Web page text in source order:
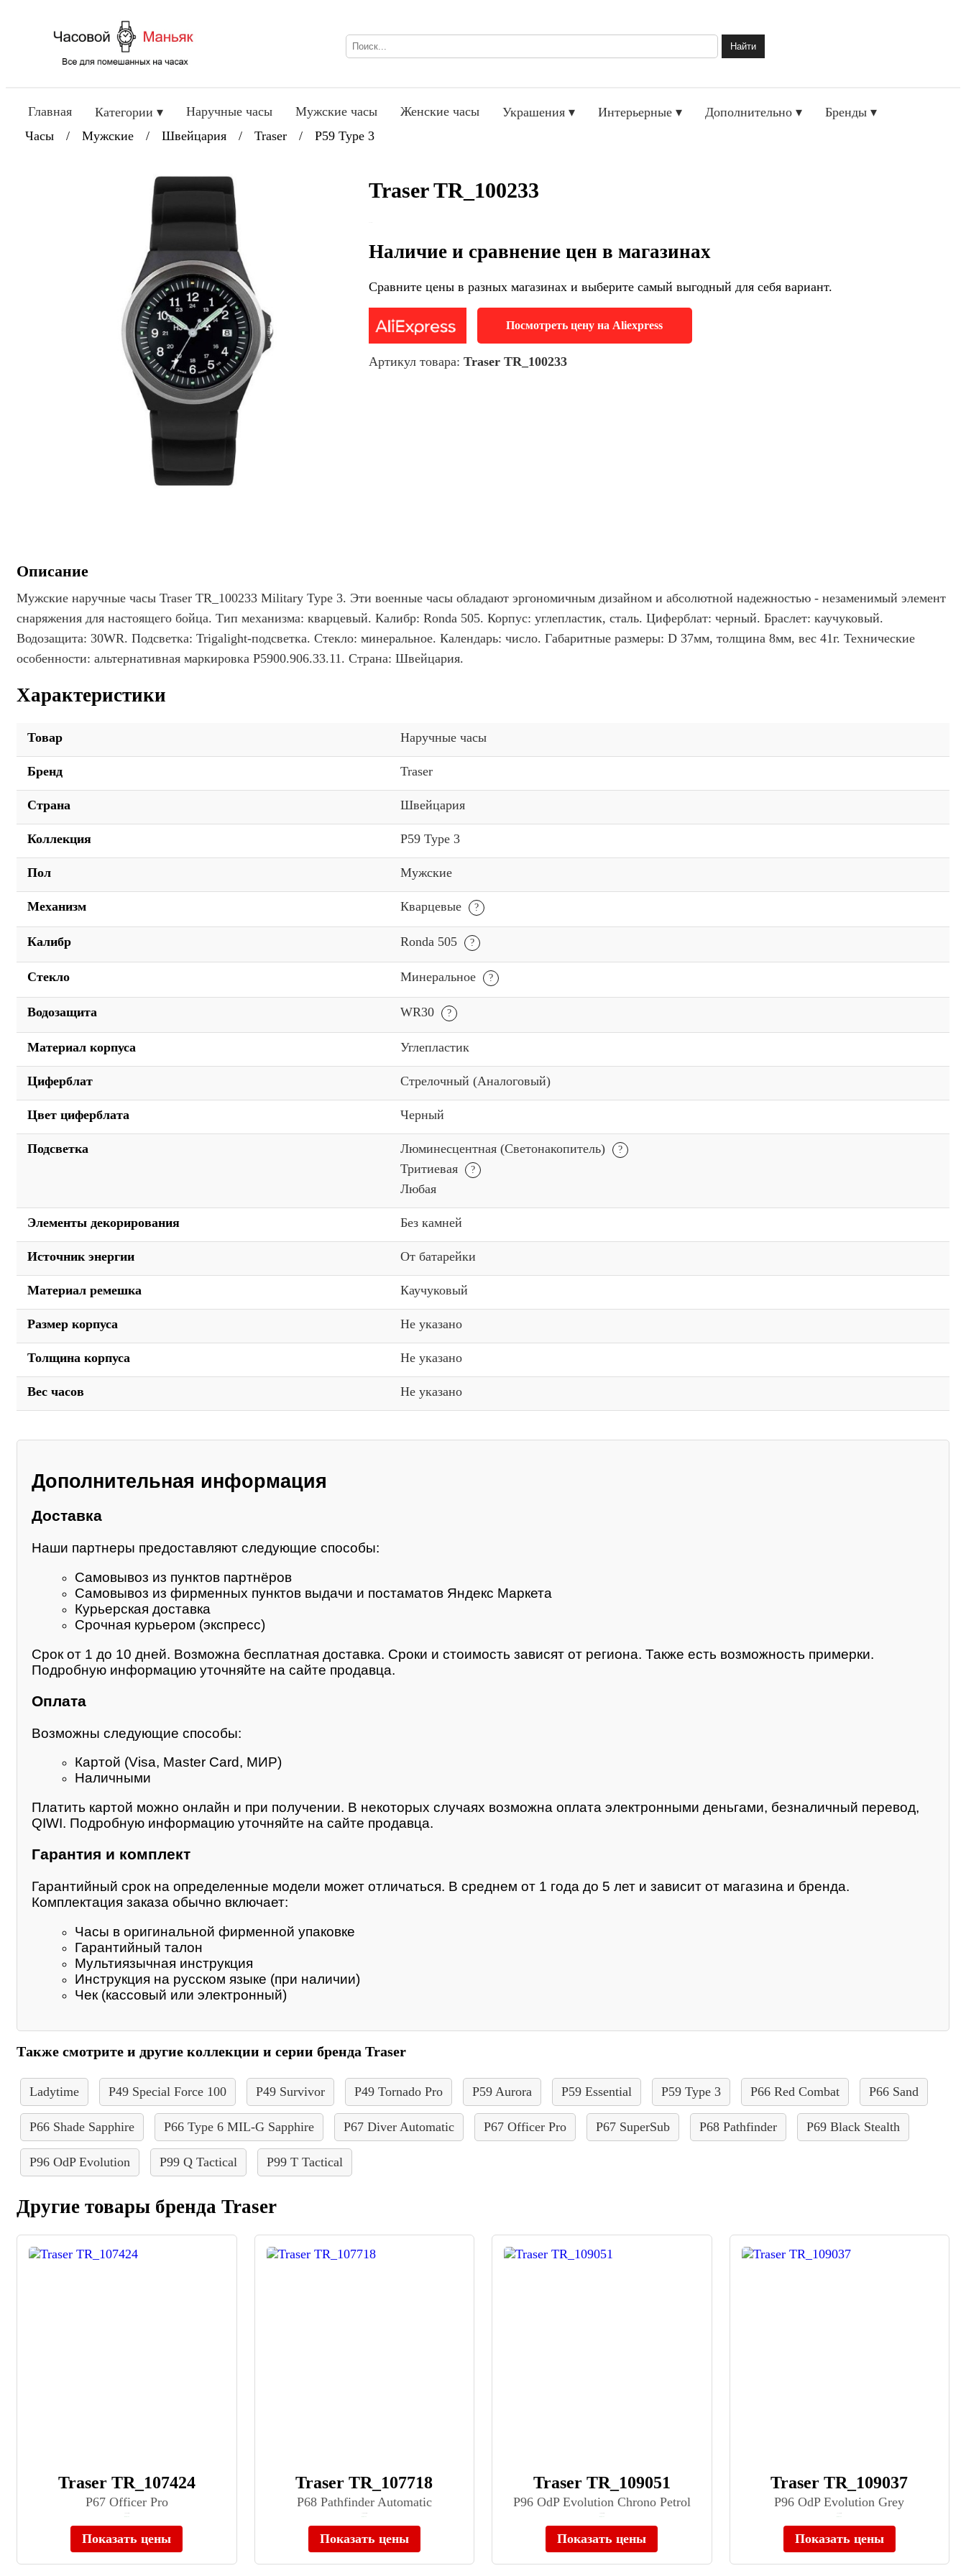
Найти
Главная Категории ▾ Наручные часы Мужские часы Женские часы Украшения ▾ Интерьерные ▾ Дополнительно ▾
Бренды ▾
Часы
/ Мужские / Швейцария / Traser / P59 Type 3
Traser TR_100233
Наличие и сравнение цен в магазинах
Сравните цены в разных магазинах и выберите самый выгодный для себя вариант.
Посмотреть цену на Aliexpress
Артикул товара: Traser TR_100233
Описание
Мужские наручные часы Traser TR_100233 Military Type 3. Эти военные часы обладают эргономичным дизайном и абсолютной надежностью - незаменимый элемент
снаряжения для настоящего бойца. Тип механизма: кварцевый. Калибр: Ronda 505. Корпус: углепластик, сталь. Циферблат: черный. Браслет: каучуковый.
Водозащита: 30WR. Подсветка: Trigalight-подсветка. Стекло: минеральное. Календарь: число. Габаритные размеры: D 37мм, толщина 8мм, вес 41г. Технические
особенности: альтернативная маркировка P5900.906.33.11. Страна: Швейцария.
Характеристики
Товар Наручные часы
Бренд Traser
Страна Швейцария
Коллекция P59 Type 3
Пол Мужские
Механизм Кварцевые
Калибр Ronda 505
Стекло Минеральное
Водозащита WR30
Материал корпуса Углепластик
Циферблат Стрелочный (Аналоговый)
Цвет циферблата Черный
Подсветка
Люминесцентная (Светонакопитель)
Тритиевая
Любая
Элементы декорирования Без камней
Источник энергии От батарейки
Материал ремешка Каучуковый
Размер корпуса Не указано
Толщина корпуса Не указано
Вес часов Не указано
Дополнительная информация
Доставка
Наши партнеры предоставляют следующие способы:
Самовывоз из пунктов партнёров
Самовывоз из фирменных пунктов выдачи и постаматов Яндекс Маркета
Курьерская доставка
Срочная курьером (экспресс)
Срок от 1 до 10 дней. Возможна бесплатная доставка. Сроки и стоимость зависят от региона. Также есть возможность примерки.
Подробную информацию уточняйте на сайте продавца.
Оплата
Возможны следующие способы:
Картой (Visa, Master Card, МИР)
Наличными
Платить картой можно онлайн и при получении. В некоторых случаях возможна оплата электронными деньгами, безналичный перевод,
QIWI. Подробную информацию уточняйте на сайте продавца.
Гарантия и комплект
Гарантийный срок на определенные модели может отличаться. В среднем от 1 года до 5 лет и зависит от магазина и бренда.
Комплектация заказа обычно включает:
Часы в оригинальной фирменной упаковке
Гарантийный талон
Мультиязычная инструкция
Инструкция на русском языке (при наличии)
Чек (кассовый или электронный)
Также смотрите и другие коллекции и серии бренда Traser
Ladytime P49 Special Force 100 P49 Survivor P49 Tornado Pro P59 Aurora P59 Essential P59 Type 3 P66 Red Combat P66 Sand
P66 Shade Sapphire P66 Type 6 MIL-G Sapphire P67 Diver Automatic P67 Officer Pro P67 SuperSub P68 Pathfinder P69 Black Stealth
P96 OdP Evolution P99 Q Tactical P99 T Tactical
Другие товары бренда Traser
Traser TR_107424
P67 Officer Pro
Показать цены
Traser TR_107718
P68 Pathfinder Automatic
Показать цены
Traser TR_109051
P96 OdP Evolution Chrono Petrol
Показать цены
Traser TR_109037
P96 OdP Evolution Grey
Показать цены